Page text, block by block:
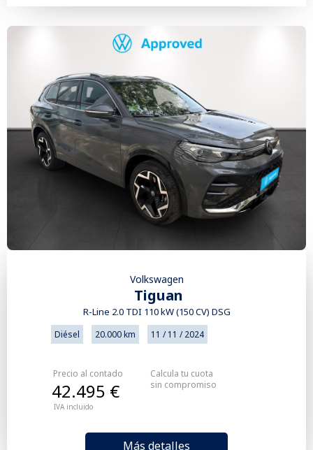
Volkswagen
Tiguan
R-Line 2.0 TDI 110 kW (150 CV) DSG
Diésel 20.000 km 11 / 11 / 2024
Precio al contado
IVA incluido
42.495 €
Más detalles
Calcula tu cuota
sin compromiso